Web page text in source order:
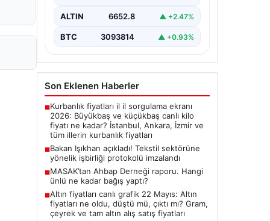
ALTIN 6652.8 ▲ +2.47%
BTC 3093814 ▲ +0.93%
Son Eklenen Haberler
■Kurbanlık fiyatları il il sorgulama ekranı
2026: Büyükbaş ve küçükbaş canlı kilo
fiyatı ne kadar? İstanbul, Ankara, İzmir ve
tüm illerin kurbanlık fiyatları
■Bakan Işıkhan açıkladı! Tekstil sektörüne
yönelik işbirliği protokolü imzalandı
■MASAK’tan Ahbap Derneği raporu. Hangi
ünlü ne kadar bağış yaptı?
■Altın fiyatları canlı grafik 22 Mayıs: Altın
fiyatları ne oldu, düştü mü, çıktı mı? Gram,
çeyrek ve tam altın alış satış fiyatları